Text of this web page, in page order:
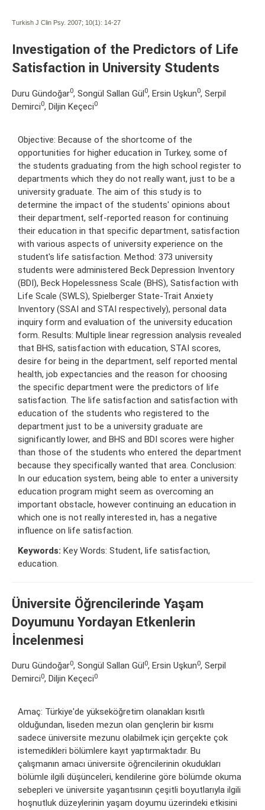
Turkish J Clin Psy. 2007; 10(1): 14-27
Investigation of the Predictors of Life
Satisfaction in University Students
Duru Gündoğar0, Songül Sallan Gül0, Ersin Uşkun0, Serpil
Demirci0, Diljin Keçeci0
Objective: Because of the shortcome of the
opportunities for higher education in Turkey, some of
the students graduating from the high school register to
departments which they do not really want, just to be a
university graduate. The aim of this study is to
determine the impact of the students' opinions about
their department, self-reported reason for continuing
their education in that specific department, satisfaction
with various aspects of university experience on the
student's life satisfaction. Method: 373 university
students were administered Beck Depression Inventory
(BDI), Beck Hopelessness Scale (BHS), Satisfaction with
Life Scale (SWLS), Spielberger State-Trait Anxiety
Inventory (SSAI and STAI respectively), personal data
inquiry form and evaluation of the university education
form. Results: Multiple linear regression analysis revealed
that BHS, satisfaction with education, STAI scores,
desire for being in the department, self reported mental
health, job expectancies and the reason for choosing
the specific department were the predictors of life
satisfaction. The life satisfaction and satisfaction with
education of the students who registered to the
department just to be a university graduate are
significantly lower, and BHS and BDI scores were higher
than those of the students who entered the department
because they specifically wanted that area. Conclusion:
In our education system, being able to enter a university
education program might seem as overcoming an
important obstacle, however continuing an education in
which one is not really interested in, has a negative
influence on life satisfaction.
Keywords: Key Words: Student, life satisfaction,
education.
Üniversite Öğrencilerinde Yaşam
Doyumunu Yordayan Etkenlerin
İncelenmesi
Duru Gündoğar0, Songül Sallan Gül0, Ersin Uşkun0, Serpil
Demirci0, Diljin Keçeci0
Amaç: Türkiye'de yükseköğretim olanakları kısıtlı
olduğundan, liseden mezun olan gençlerin bir kısmı
sadece üniversite mezunu olabilmek için gerçekte çok
istemedikleri bölümlere kayıt yaptırmaktadır. Bu
çalışmanın amacı üniversite öğrencilerinin okudukları
bölümle ilgili düşünceleri, kendilerine göre bölümde okuma
sebepleri ve üniversite yaşantısının çeşitli boyutlarıyla ilgili
hoşnutluk düzeylerinin yaşam doyumu üzerindeki etkisini